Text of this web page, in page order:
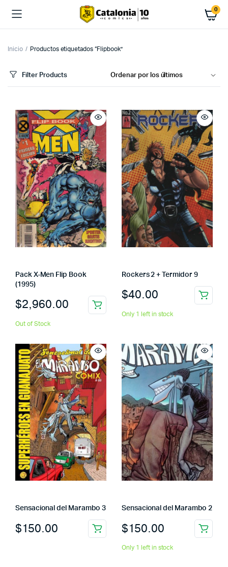
0
Inicio Productos etiquetados “Flipbook”
Filter Products
Pack X-Men Flip Book
(1995)
$2,960.00
Out of Stock
Rockers 2 + Termidor 9
$40.00
Only 1 left in stock
Sensacional del Marambo 3
$150.00
Sensacional del Marambo 2
$150.00
Only 1 left in stock